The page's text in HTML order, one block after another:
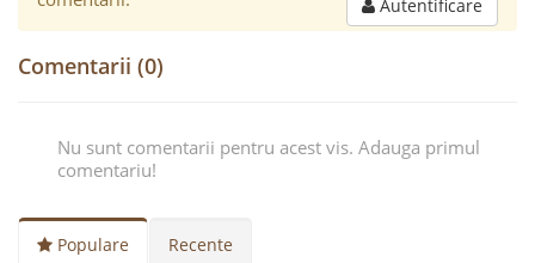
Autentificare
Comentarii (0)
Nu sunt comentarii pentru acest vis. Adauga primul
comentariu!
Populare Recente